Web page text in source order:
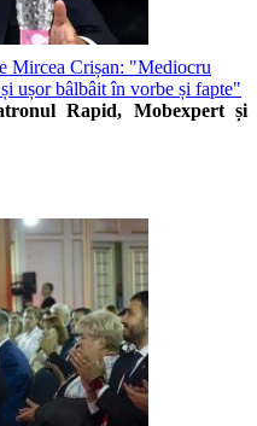
Mircea Crișan: "Mediocru
ușor bâlbâit în vorbe și fapte"
Rapid, Mobexpert și